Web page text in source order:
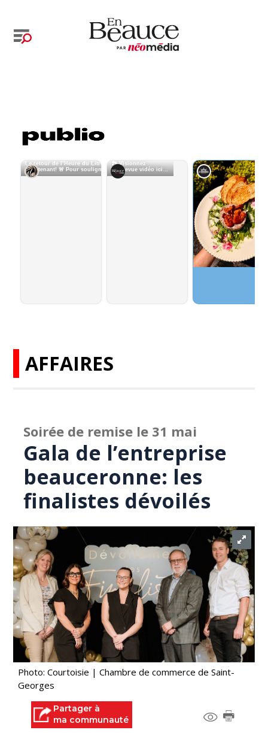
AFFAIRES
Soirée de remise le 31 mai
Gala de l’entreprise
beauceronne: les
finalistes dévoilés
Photo: Courtoisie | Chambre de commerce de Saint-
Georges
Partager à
ma communauté